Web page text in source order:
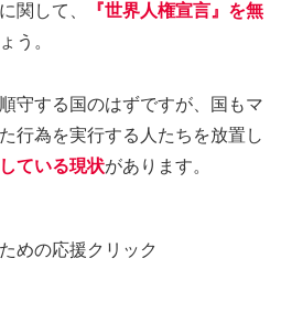
関して、 『世界人権宣言 』 を無
う。
守する国のはずですが、国もマ
行為を実行する人たちを放置し
ている現状があります。
めの応援クリック